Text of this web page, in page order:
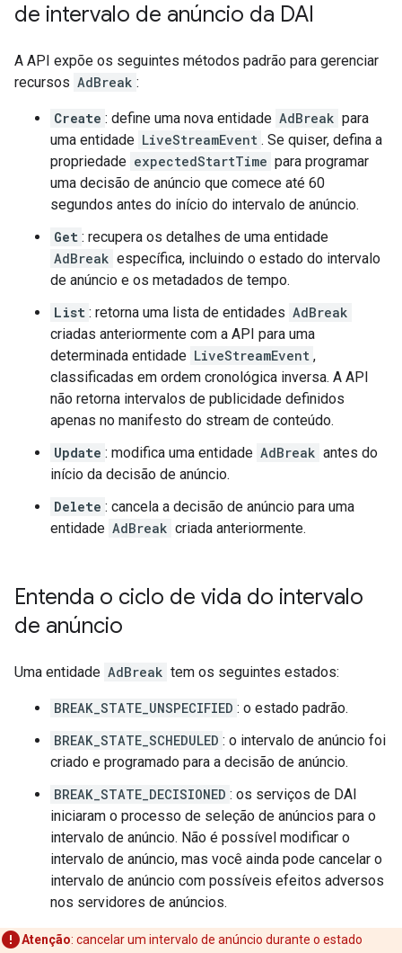
de intervalo de anúncio da DAI
A API expõe os seguintes métodos padrão para gerenciar
recursos AdBreak :
Create : define uma nova entidade AdBreak para
uma entidade LiveStreamEvent . Se quiser, defina a
propriedade expectedStartTime para programar
uma decisão de anúncio que comece até 60
segundos antes do início do intervalo de anúncio.
Get : recupera os detalhes de uma entidade
AdBreak específica, incluindo o estado do intervalo
de anúncio e os metadados de tempo.
List : retorna uma lista de entidades AdBreak
criadas anteriormente com a API para uma
determinada entidade LiveStreamEvent ,
classificadas em ordem cronológica inversa. A API
não retorna intervalos de publicidade definidos
apenas no manifesto do stream de conteúdo.
Update : modifica uma entidade AdBreak antes do
início da decisão de anúncio.
Delete : cancela a decisão de anúncio para uma
entidade AdBreak criada anteriormente.
Entenda o ciclo de vida do intervalo
de anúncio
Uma entidade AdBreak tem os seguintes estados:
BREAK_STATE_UNSPECIFIED : o estado padrão.
BREAK_STATE_SCHEDULED : o intervalo de anúncio foi
criado e programado para a decisão de anúncio.
BREAK_STATE_DECISIONED : os serviços de DAI
iniciaram o processo de seleção de anúncios para o
intervalo de anúncio. Não é possível modificar o
intervalo de anúncio, mas você ainda pode cancelar o
intervalo de anúncio com possíveis efeitos adversos
nos servidores de anúncios.
Atenção: cancelar um intervalo de anúncio durante o estado